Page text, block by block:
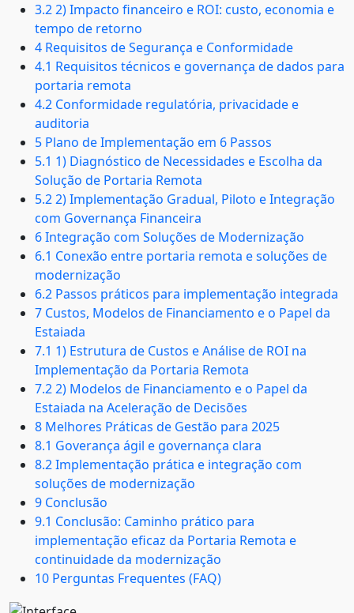
3.2 2) Impacto financeiro e ROI: custo, economia e
tempo de retorno
4 Requisitos de Segurança e Conformidade
4.1 Requisitos técnicos e governança de dados para
portaria remota
4.2 Conformidade regulatória, privacidade e
auditoria
5 Plano de Implementação em 6 Passos
5.1 1) Diagnóstico de Necessidades e Escolha da
Solução de Portaria Remota
5.2 2) Implementação Gradual, Piloto e Integração
com Governança Financeira
6 Integração com Soluções de Modernização
6.1 Conexão entre portaria remota e soluções de
modernização
6.2 Passos práticos para implementação integrada
7 Custos, Modelos de Financiamento e o Papel da
Estaiada
7.1 1) Estrutura de Custos e Análise de ROI na
Implementação da Portaria Remota
7.2 2) Modelos de Financiamento e o Papel da
Estaiada na Aceleração de Decisões
8 Melhores Práticas de Gestão para 2025
8.1 Goverança ágil e governança clara
8.2 Implementação prática e integração com
soluções de modernização
9 Conclusão
9.1 Conclusão: Caminho prático para
implementação eficaz da Portaria Remota e
continuidade da modernização
10 Perguntas Frequentes (FAQ)